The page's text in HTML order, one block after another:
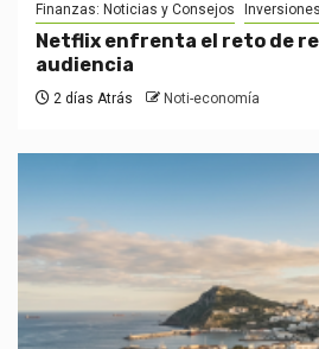
Finanzas: Noticias y Consejos
Inversiones
Netflix enfrenta el reto de
audiencia
2 días Atrás Noti-economía